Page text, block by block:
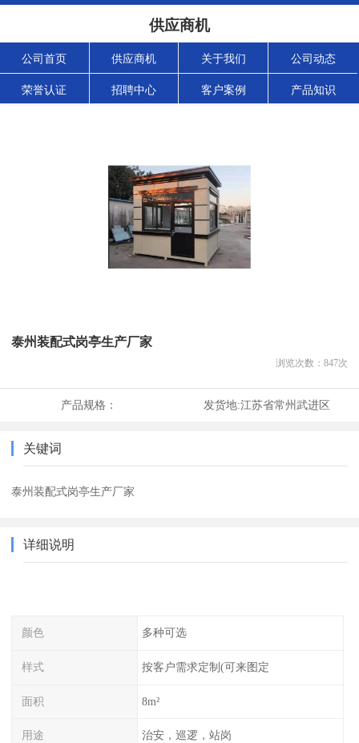
供应商机
公司首页 供应商机 关于我们 公司动态
荣誉认证 招聘中心 客户案例 产品知识
泰州装配式岗亭生产厂家
浏览次数： 847次
产品规格： 发货地:江苏省常州武进区
关键词
泰州装配式岗亭生产厂家
详细说明
颜色 多种可选
样式 按客户需求定制(可来图定
面积 8m²
用途 治安，巡逻，站岗